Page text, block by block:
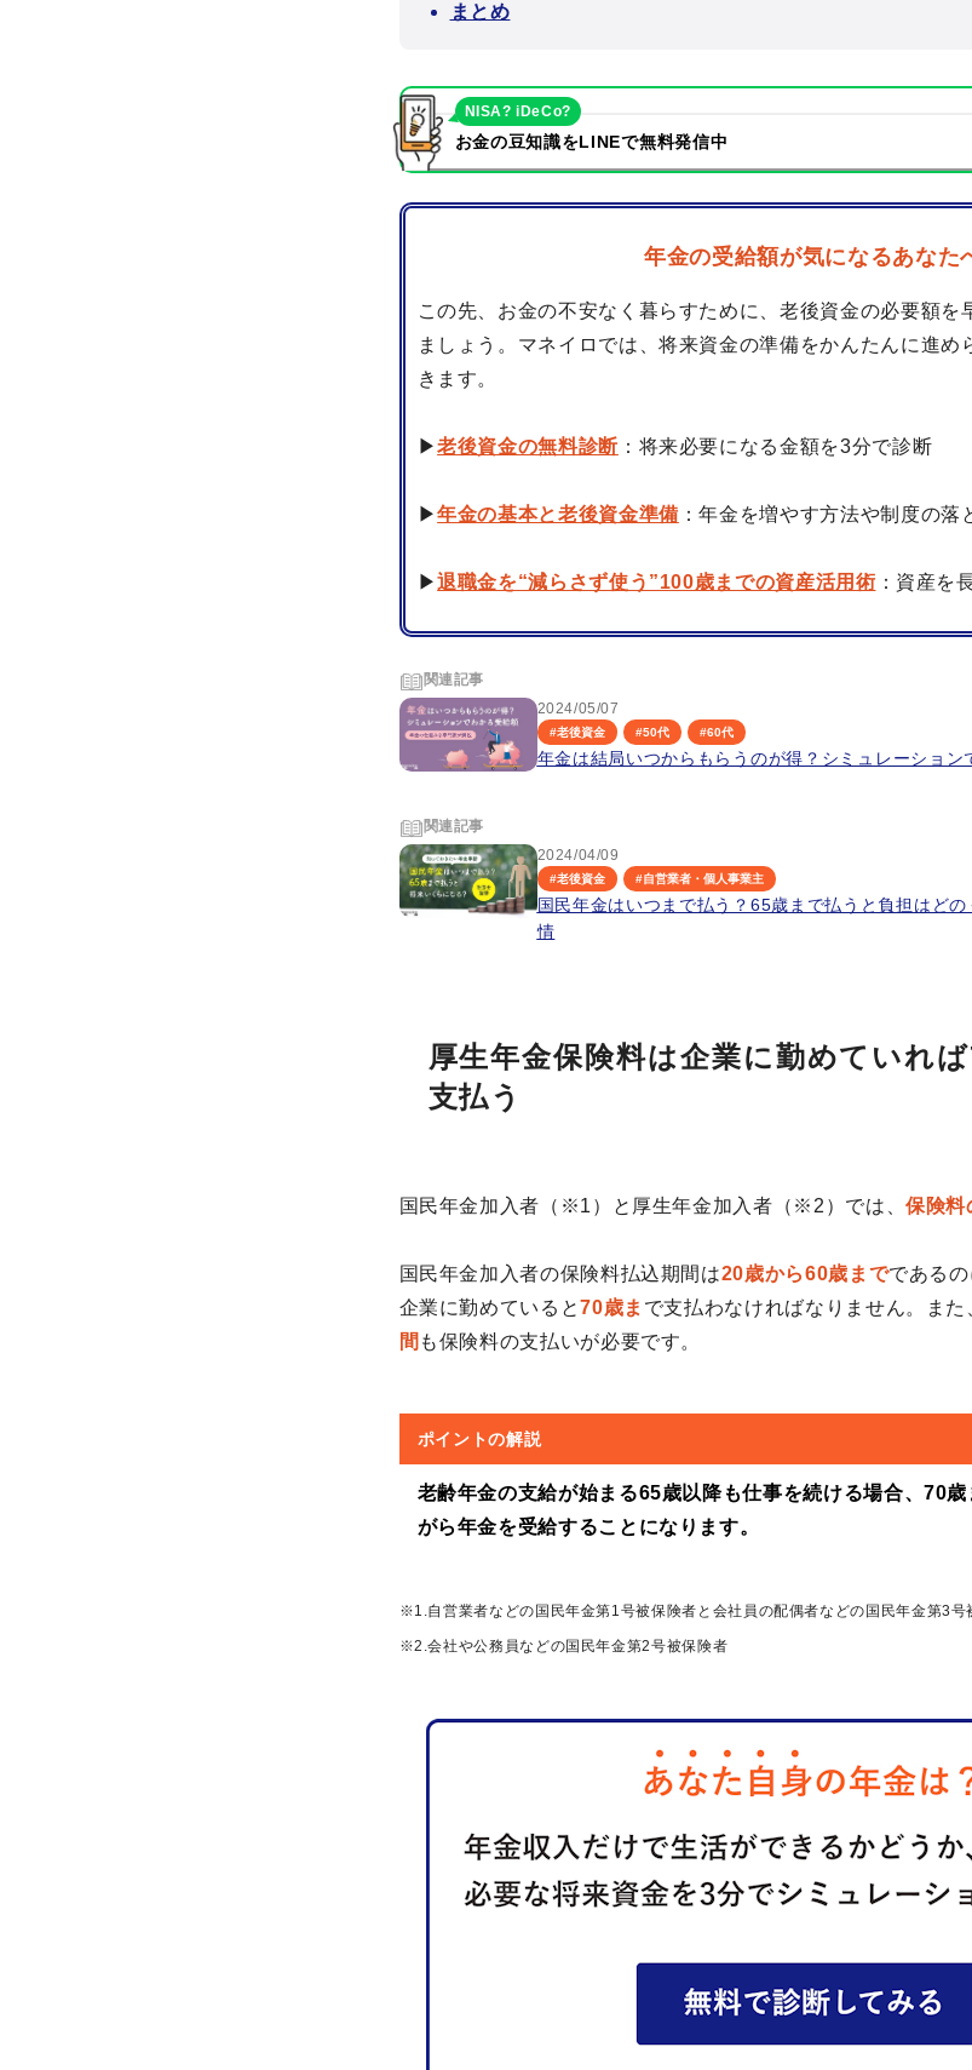
まとめ
お金の豆知識をLINEで無料発信中
NISA? iDeCo?
年金の受給額が気になるあなた
この先、お金の不安なく暮らすために、老後資金の必要額を
ましょう。マネイロでは、将来資金の準備をかんたんに進め
きます。
▶老後資金の無料診断：将来必要になる金額を3分で診断
▶年金の基本と老後資金準備 ：年金を増やす方法や制度の落
▶退職金を“減らさず使う”100歳までの資産活用術 ：資産を
関連記事
2024/05/07
#老後資金 #50代 #60代
年金は結局いつからもらうのが得？シミュレーション
関連記事
2024/04/09
#老後資金 #自営業者・個人事業主
国民年金はいつまで払う？65歳まで払うと負担はど
情
厚生年金保険料は企業に勤めていれ
支払う
国民年金加入者（※1）と厚生年金加入者（※2）では、保険料
国民年金加入者の保険料払込期間は20歳から60歳までである
企業に勤めていると70歳ま で支払わなければなりません。また
間 も保険料の支払いが必要です。
ポイントの解説
老齢年金の支給が始まる65歳以降も仕事を続ける場合、70
がら年金を受給することになります。
※1.自営業者などの国民年金第1号被保険者と会社員の配偶者などの国民年金第3号
※2.会社や公務員などの国民年金第2号被保険者